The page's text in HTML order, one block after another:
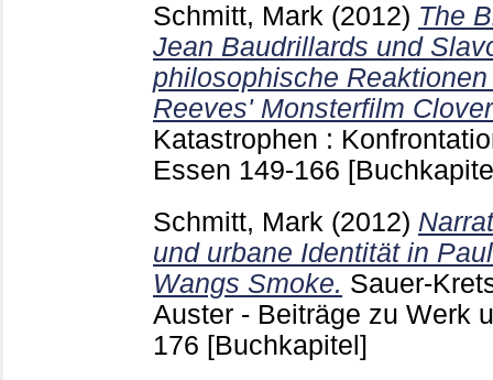
Schmitt, Mark (2012) The
Jean Baudrillards und
philosophische
Reeves' Monsterfilm
Katastrophen :
Essen 149-166
Schmitt, Mark (2012)
und urbane Identität in
Wangs Smoke. Sauer-
Auster - Beiträge zu Werk
176 [Buchkapitel]